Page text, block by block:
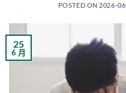
POSTED ON 2026-
25
6 月